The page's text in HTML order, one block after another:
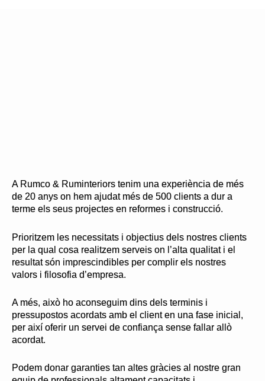
A Rumco & Ruminteriors tenim una experiència de més
de 20 anys on hem ajudat més de 500 clients a dur a
terme els seus projectes en reformes i construcció.
Prioritzem les necessitats i objectius dels nostres clients
per la qual cosa realitzem serveis on l’alta qualitat i el
resultat són imprescindibles per complir els nostres
valors i filosofia d’empresa.
A més, això ho aconseguim dins dels terminis i
pressupostos acordats amb el client en una fase inicial,
per així oferir un servei de confiança sense fallar allò
acordat.
Podem donar garanties tan altes gràcies al nostre gran